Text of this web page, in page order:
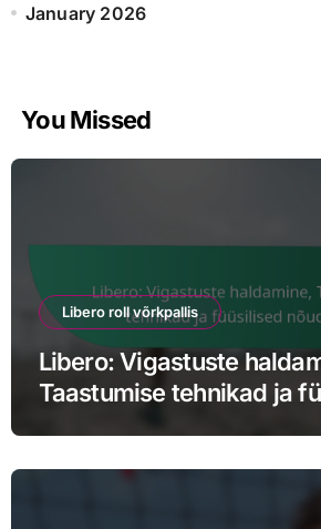
January 2026
You Missed
Libero roll võrkpallis
Libero: Vigastuste
Taastumise tehnikad ja
nõudmised